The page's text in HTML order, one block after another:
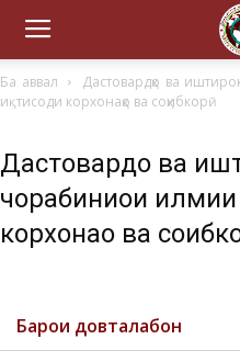
Ба аввал
Дастовардҳо ва
иқтисоди корхонаҳо ва соҳибкорӣ
Дастовардҳо ва
чорабиниҳои
корхонаҳо ва
Барои довталабон